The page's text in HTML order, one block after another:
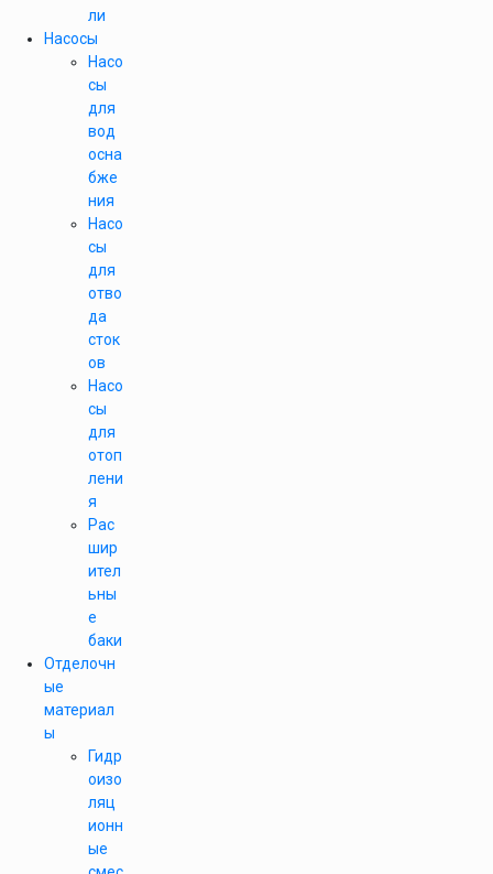
ли
Насосы
Насо
сы
для
вод
осна
бже
ния
Насо
сы
для
отво
да
сток
ов
Насо
сы
для
отоп
лени
я
Рас
шир
ител
ьны
е
баки
Отделочн
ые
материал
ы
Гидр
оизо
ляц
ионн
ые